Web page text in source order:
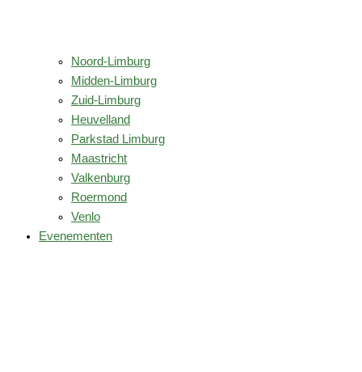
Noord-Limburg
Midden-Limburg
Zuid-Limburg
Heuvelland
Parkstad Limburg
Maastricht
Valkenburg
Roermond
Venlo
Evenementen